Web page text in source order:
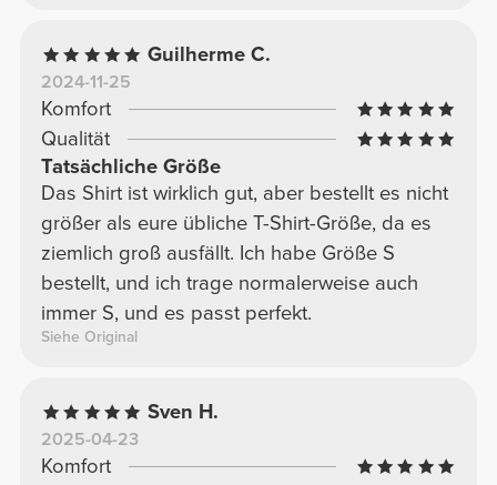
Guilherme C.
2024-11-25
Komfort
Qualität
Tatsächliche Größe
Das Shirt ist wirklich gut, aber bestellt es nicht
größer als eure übliche T-Shirt-Größe, da es
ziemlich groß ausfällt. Ich habe Größe S
bestellt, und ich trage normalerweise auch
immer S, und es passt perfekt.
Siehe Original
Sven H.
2025-04-23
Komfort